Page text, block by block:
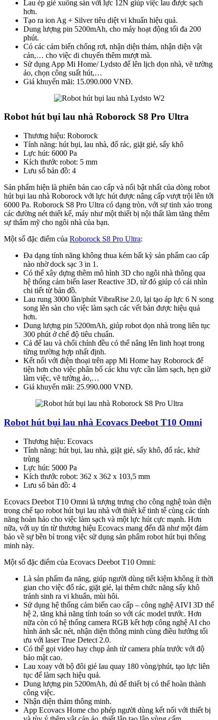
Lau ép giẻ xuống sàn với lực 12N giúp việc lau được sạch
hơn.
Tạo ra ion Ag + Silver tiêu diệt vi khuẩn hiệu quả.
Dung lượng pin 5200mAh, cho máy hoạt động tối đa 200
phút.
Có các cảm biến chống rơi, nhận diện thảm, nhận diện vật
cản,… cho việc di chuyển thêm mượt mà.
Sử dụng App Mi Home/ Lydsto để lên lịch dọn nhà, vẽ tường
ảo, chọn công suất hút,…
Giá khuyến mãi: 15.090.000 VNĐ.
Robot hút bụi lau nhà Roborock S8 Pro Ultra
Thương hiệu: Roborock
Tính năng: hút bụi, lau nhà, đổ rác, giặt giẻ, sấy khô
Lực hút: 6000 Pa
Kích thước robot: 5 mm
Lưu số bản đồ: 4
Sản phẩm hiện là phiên bản cao cấp và nổi bật nhất của dòng robot
hút bụi lau nhà Roborock với lực hút được nâng cấp vượt trội lên tới
6000 Pa. Roborock S8 Pro Ultra có dạng tròn, với sự tinh xảo trong
các đường nét thiết kế, máy như một thiết bị nội thất làm tăng thêm
sự thẩm mỹ cho ngôi nhà của bạn.
Một số đặc điểm của Roborock S8 Pro Ultra:
Đa dạng tính năng không thua kém bất kỳ sản phẩm cao cấp
nào nhờ dock sạc 3 in 1.
Có thể xây dựng thêm mô hình 3D cho ngôi nhà thông qua
hệ thống cảm biến laser Reactive 3D, từ đó giúp có cái nhìn
chi tiết từ bản đồ.
Lau rung 3000 lần/phút VibraRise 2.0, lại tạo áp lực 6 N song
song lên sàn cho việc làm sạch các vết bản được hiệu quả
hơn.
Dung lượng pin 5200mAh, giúp robot dọn nhà trong liên tục
300 phút ở chế độ tiêu chuẩn.
Cả đế lau và chổi chính đều có thể nâng lên linh hoạt trong
từng trường hợp nhất định.
Kết nối với điện thoại trên app Mi Home hay Roborock để
tiện hơn cho việc phân bố các khu vực cần làm sạch, hẹn giờ
làm việc, vẽ tường ảo,…
Giá khuyến mãi: 25.990.000 VNĐ.
Robot hút bụi lau nhà Ecovacs Deebot T10 Omni
Thương hiệu: Ecovacs
Tính năng: hút bụi, lau nhà, giặt giẻ, sấy khô, đổ rác, khử
trùng
Lực hút: 5000 Pa
Kích thước robot: 362 x 362 x 103,5 mm
Lưu số bản đồ: 4
Ecovacs Deebot T10 Omni là tượng trưng cho công nghệ toàn diện
trong chế tạo robot hút bụi lau nhà với thiết kế tinh tế cùng các tính
năng hoàn hảo cho việc làm sạch và một lực hút cực mạnh. Hơn
nữa, với uy tín từ thương hiệu Ecovacs mang đến đã như một đảm
bảo về sự bền bỉ trong việc sử dụng sản phẩm robot hút bụi thông
minh này.
Một số đặc điểm của Ecovacs Deebot T10 Omni:
Là sản phẩm đa năng, giúp người dùng tiết kiệm không ít thời
gian cho việc đổ rác, giặt giẻ, lại thêm chức năng sấy khô
tránh sinh ra vi khuẩn, mùi hôi.
Sử dụng hệ thống cảm biến cao cấp – công nghệ AIVI 3D thế
hệ 2, tăng khả năng tính toán so với các model trước. Hơn
nữa còn có hệ thống camera RGB kết hợp công nghệ AI cho
hình ảnh sắc nét, nhận diện thông minh cùng điều hướng tối
ưu với laser True Detect 2.0.
Có thể gọi video hay chụp ảnh từ camera phía trước với độ
bảo mật cao.
Lau xoay với bộ đôi giẻ lau quay 180 vòng/phút, tạo lực liên
tục để làm sạch hiệu quả.
Dung lượng pin 5200mAh, đủ để thiết bị có thể hoàn thành
công việc.
Nhận diện thảm thông minh.
App Ecovacs Home cho phép người dùng kết nối với thiết bị